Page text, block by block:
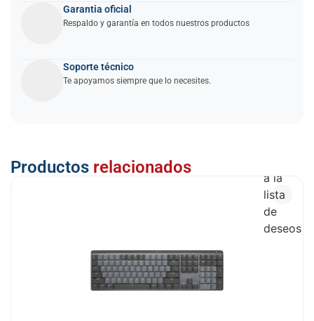
Garantia oficial
Respaldo y garantía en todos nuestros productos
Soporte técnico
Te apoyamos siempre que lo necesites.
Productos relacionados
a la
lista
de
deseos